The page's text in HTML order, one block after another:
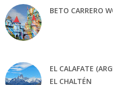
BETO CARRERO
EL CALAFATE
EL CHALTÉN